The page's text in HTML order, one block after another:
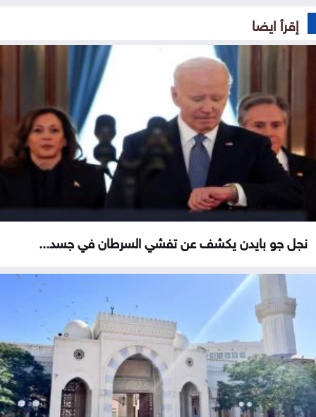
إقرأ ايضا
نجل جو بايدن يكشف عن تفشي السرطان في جسد...